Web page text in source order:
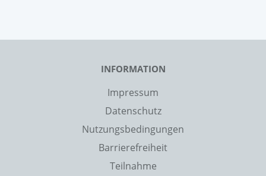
INFORMATION
Impressum
Datenschutz
Nutzungsbedingungen
Barrierefreiheit
Teilnahme